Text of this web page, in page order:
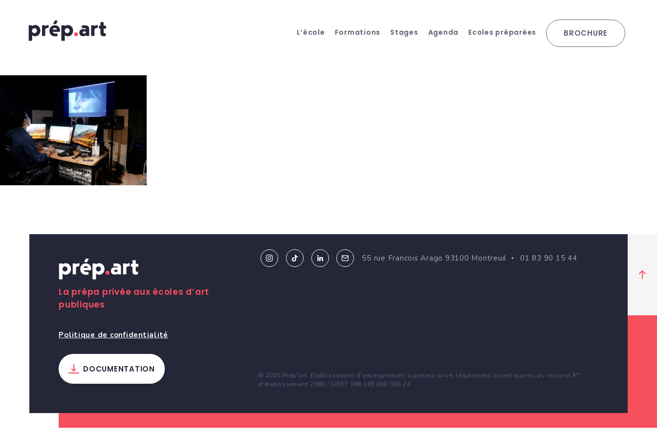
L’école Formations Stages Agenda Ecoles préparées BROCHURE
La prépa privée aux écoles d’art
publiques
Politique de confidentialité
DOCUMENTATION
55 rue Francois Arago 93100 Montreuil 01 83 90 15 44
© 2025 Prép'art. Etablissement d'enseignement supérieur privé, légalement ouvert auprès du rectorat N°
d'établissement 2986 / SIRET 398 189 068 000 24